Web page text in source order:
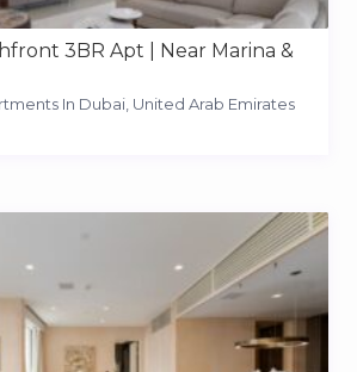
3BR Apt | Near Marina &
In Dubai, United Arab Emirates